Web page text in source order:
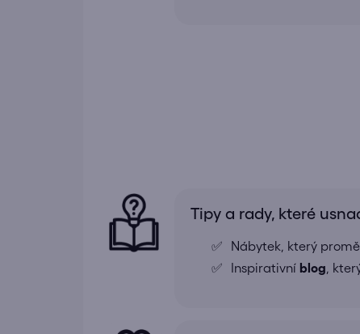
Tipy a rady, které
Nábytek, který
Inspirativní blog ,